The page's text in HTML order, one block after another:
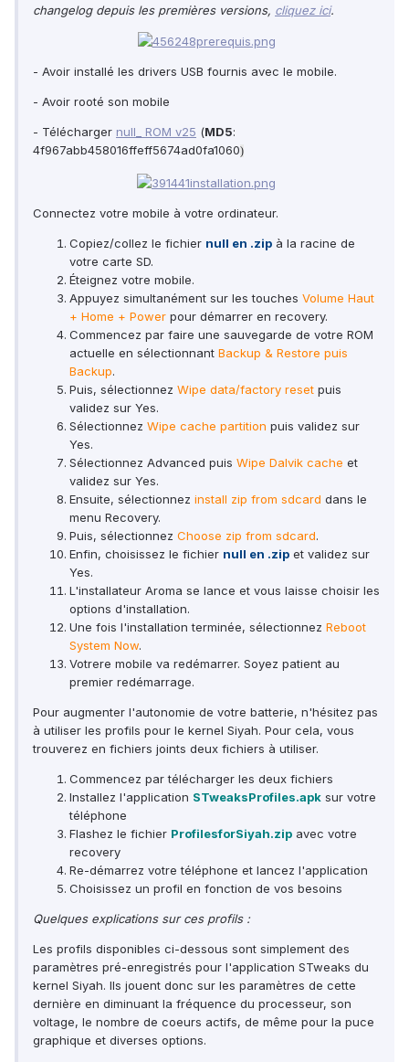
changelog depuis les premières versions, cliquez ici.
- Avoir installé les drivers USB fournis avec le mobile.
- Avoir rooté son mobile
- Télécharger null_ ROM v25 (MD5:
4f967abb458016ffeff5674ad0fa1060)
Connectez votre mobile à votre ordinateur.
Copiez/collez le fichier null en .zip à la racine de
votre carte SD.
Éteignez votre mobile.
Appuyez simultanément sur les touches Volume Haut
+ Home + Power pour démarrer en recovery.
Commencez par faire une sauvegarde de votre ROM
actuelle en sélectionnant Backup & Restore puis
Backup.
Puis, sélectionnez Wipe data/factory reset puis
validez sur Yes.
Sélectionnez Wipe cache partition puis validez sur
Yes.
Sélectionnez Advanced puis Wipe Dalvik cache et
validez sur Yes.
Ensuite, sélectionnez install zip from sdcard dans le
menu Recovery.
Puis, sélectionnez Choose zip from sdcard.
Enfin, choisissez le fichier null en .zip et validez sur
Yes.
L'installateur Aroma se lance et vous laisse choisir les
options d'installation.
Une fois l'installation terminée, sélectionnez Reboot
System Now.
Votrere mobile va redémarrer. Soyez patient au
premier redémarrage.
Pour augmenter l'autonomie de votre batterie, n'hésitez pas
à utiliser les profils pour le kernel Siyah. Pour cela, vous
trouverez en fichiers joints deux fichiers à utiliser.
Commencez par télécharger les deux fichiers
Installez l'application STweaksProfiles.apk sur votre
téléphone
Flashez le fichier ProfilesforSiyah.zip avec votre
recovery
Re-démarrez votre téléphone et lancez l'application
Choisissez un profil en fonction de vos besoins
Quelques explications sur ces profils :
Les profils disponibles ci-dessous sont simplement des
paramètres pré-enregistrés pour l'application STweaks du
kernel Siyah. Ils jouent donc sur les paramètres de cette
dernière en diminuant la fréquence du processeur, son
voltage, le nombre de coeurs actifs, de même pour la puce
graphique et diverses options.